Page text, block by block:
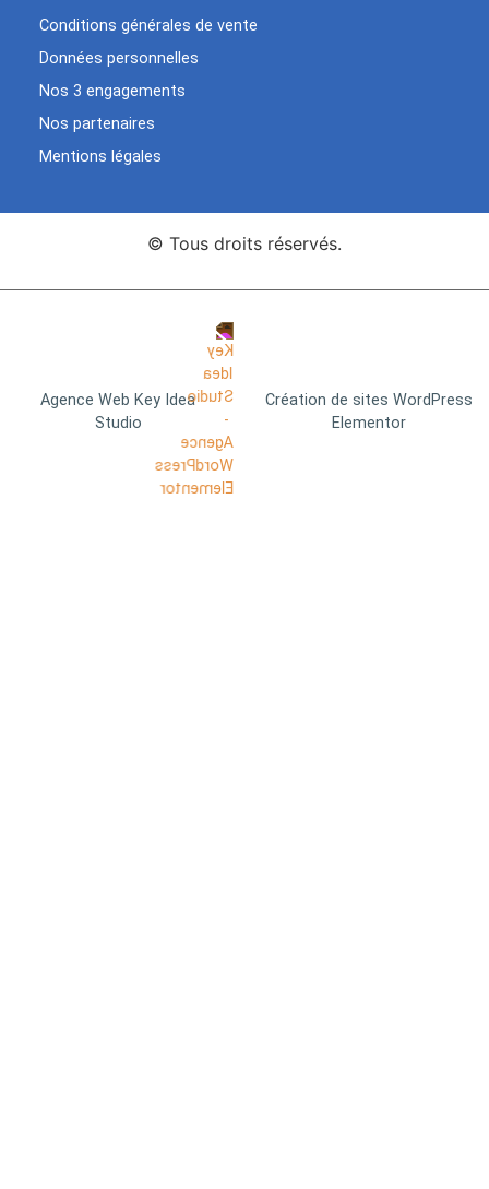
Conditions générales de vente
Données personnelles
Nos 3 engagements
Nos partenaires
Mentions légales
© Tous droits réservés.
Agence Web Key Idea
Studio
Création de sites WordPress
Elementor